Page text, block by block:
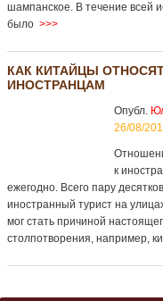
шампанское. В течение всей
было >>>
КАК КИТАЙЦЫ
ИНОСТРАНЦАМ
Опубл.
26/08/
к
ежегодно. Всего пару
иностранный турист на
мог стать причиной
столпотворения, например,